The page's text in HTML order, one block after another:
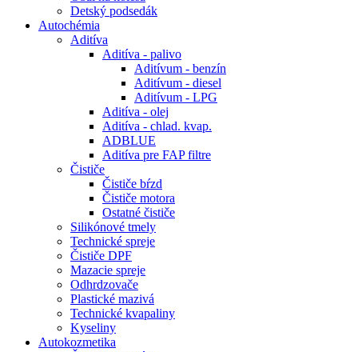
Detský podsedák
Autochémia
Aditíva
Aditíva - palivo
Aditívum - benzín
Aditívum - diesel
Aditívum - LPG
Aditíva - olej
Aditíva - chlad. kvap.
ADBLUE
Aditíva pre FAP filtre
Čističe
Čističe bŕzd
Čističe motora
Ostatné čističe
Silikónové tmely
Technické spreje
Čističe DPF
Mazacie spreje
Odhrdzovače
Plastické mazivá
Technické kvapaliny
Kyseliny
Autokozmetika